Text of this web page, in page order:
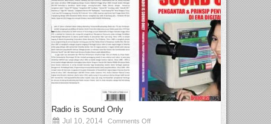
Radio is Sound Only
Jul 10, 2014 Comments Off